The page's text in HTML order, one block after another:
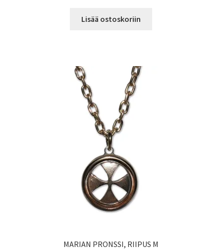
Lisää ostoskoriin
MARIAN PRONSSI, RIIPUS M